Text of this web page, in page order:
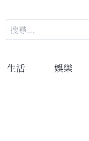
搜
尋
鍵
生活 娛樂